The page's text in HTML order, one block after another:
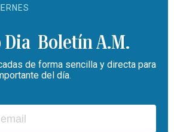
Boletín A.M.
de forma sencilla y directa para
del día.